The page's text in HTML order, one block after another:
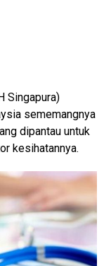
Singapura)
sememangnya
dipantau untuk
kesihatannya.